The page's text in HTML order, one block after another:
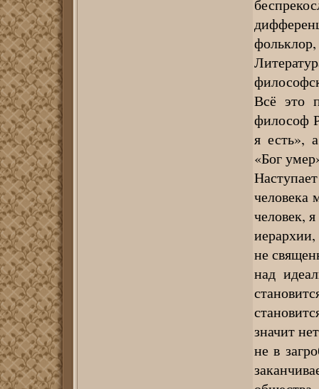
Всё это
философ
я есть»,
«Бог
человека
человек,
иерархии,
не
над
значит
не в